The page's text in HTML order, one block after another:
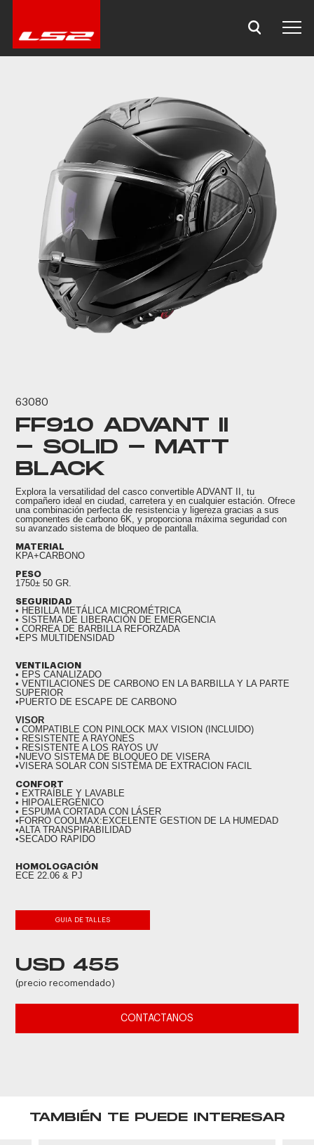
63080
FF910 ADVANT II
- SOLID - MATT
BLACK
Explora la versatilidad del casco convertible ADVANT II, tu
compañero ideal en ciudad, carretera y en cualquier estación. Ofrece
una combinación perfecta de resistencia y ligereza gracias a sus
componentes de carbono 6K, y proporciona máxima seguridad con
su avanzado sistema de bloqueo de pantalla.
MATERIAL
KPA+CARBONO
PESO
1750± 50 GR.
SEGURIDAD
• HEBILLA METÁLICA MICROMÉTRICA
• SISTEMA DE LIBERACIÓN DE EMERGENCIA
• CORREA DE BARBILLA REFORZADA
•EPS MULTIDENSIDAD
VENTILACION
• EPS CANALIZADO
• VENTILACIONES DE CARBONO EN LA BARBILLA Y LA PARTE
SUPERIOR
•PUERTO DE ESCAPE DE CARBONO
VISOR
• COMPATIBLE CON PINLOCK MAX VISION (INCLUIDO)
• RESISTENTE A RAYONES
• RESISTENTE A LOS RAYOS UV
•NUEVO SISTEMA DE BLOQUEO DE VISERA
•VISERA SOLAR CON SISTEMA DE EXTRACION FACIL
CONFORT
• EXTRAÍBLE Y LAVABLE
• HIPOALERGÉNICO
• ESPUMA CORTADA CON LÁSER
•FORRO COOLMAX:EXCELENTE GESTION DE LA HUMEDAD
•ALTA TRANSPIRABILIDAD
•SECADO RAPIDO
HOMOLOGACIÓN
ECE 22.06 & PJ
GUIA DE TALLES
USD 455
(precio recomendado)
CONTACTANOS
TAMBIÉN TE PUEDE INTERESAR